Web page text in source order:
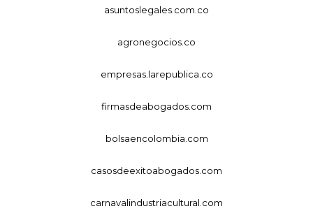
asuntoslegales.com.co
agronegocios.co
empresas.larepublica.co
firmasdeabogados.com
bolsaencolombia.com
casosdeexitoabogados.com
carnavalindustriacultural.com